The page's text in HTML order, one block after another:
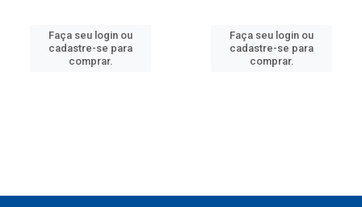
Faça seu login ou
cadastre-se para
comprar.
Faça seu login ou
cadastre-se para
comprar.